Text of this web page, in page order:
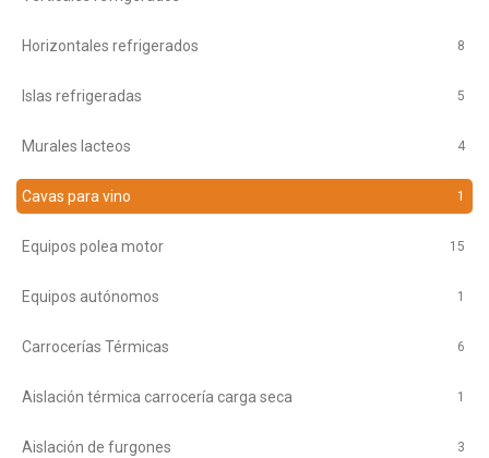
Horizontales refrigerados 8
Islas refrigeradas 5
Murales lacteos 4
Cavas para vino 1
Equipos polea motor 15
Equipos autónomos 1
Carrocerías Térmicas 6
Aislación térmica carrocería carga seca 1
Aislación de furgones 3